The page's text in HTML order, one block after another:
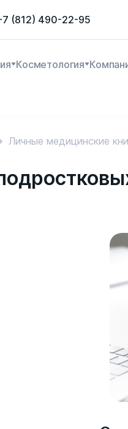
(812) 490-22-95
Косметология
Личные медицинские